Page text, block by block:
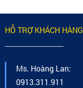
HỖ TRỢ KHÁCH HÀNG
Ms. Hoàng Lan:
0913.311.911